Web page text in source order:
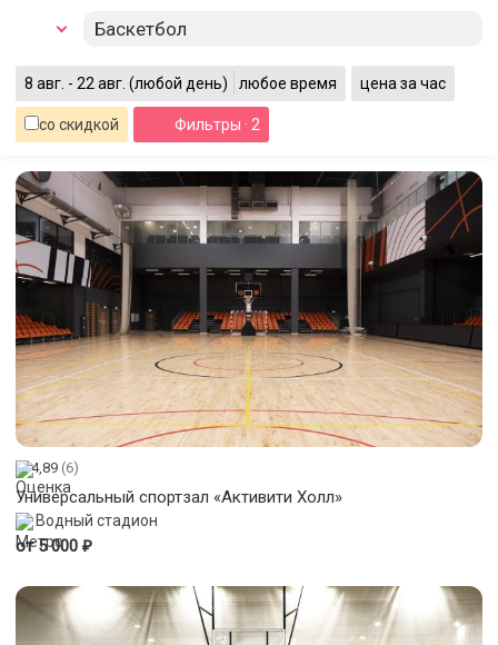
Баскетбол
8 авг. - 22 авг. (любой день) любое время цена за час
со скидкой Фильтры · 2
4,89 (6)
Универсальный спортзал «Активити Холл»
Водный стадион
от 5 000 ₽